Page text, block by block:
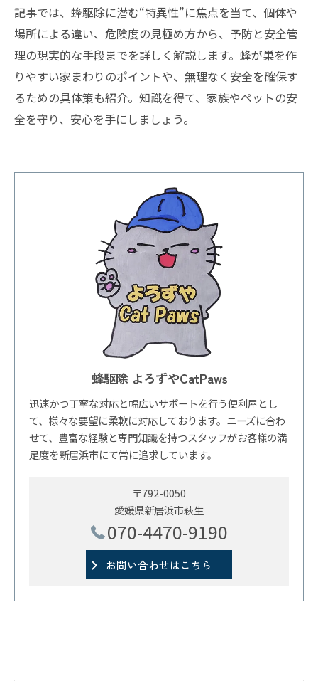
記事では、蜂駆除に潜む“特異性”に焦点を当て、個体や
場所による違い、危険度の見極め方から、予防と安全管
理の現実的な手段までを詳しく解説します。蜂が巣を作
りやすい家まわりのポイントや、無理なく安全を確保す
るための具体策も紹介。知識を得て、家族やペットの安
全を守り、安心を手にしましょう。
蜂駆除 よろずやCatPaws
迅速かつ丁寧な対応と幅広いサポートを行う便利屋とし
て、様々な要望に柔軟に対応しております。ニーズに合わ
せて、豊富な経験と専門知識を持つスタッフがお客様の満
足度を新居浜市にて常に追求しています。
〒792-0050
愛媛県新居浜市萩生
070-4470-9190
お問い合わせはこちら